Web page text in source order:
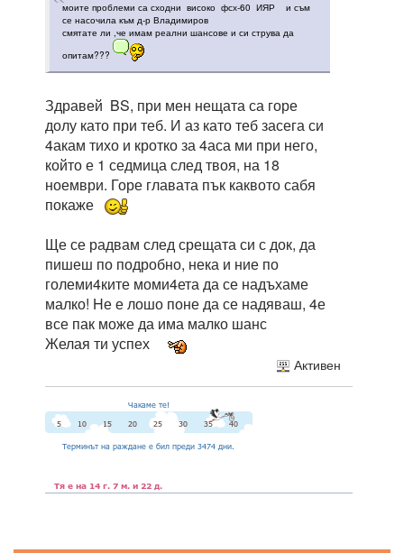
моите проблеми са сходни високо фсх-60 ИЯР и съм
се насочила към д-р Владимиров
смятате ли ,че имам реални шансове и си струва да
опитам???
Здравей BS, при мен нещата са горе
долу като при теб. И аз като теб засега си
4акам тихо и кротко за 4аса ми при него,
който е 1 седмица след твоя, на 18
ноември. Горе главата пък каквото сабя
покаже
Ще се радвам след срещата си с док, да
пишеш по подробно, нека и ние по
големи4ките моми4ета да се надъхаме
малко! Hе е лошо поне да се надяваш, 4е
все пак може да има малко шанс
Желая ти успех
Активен